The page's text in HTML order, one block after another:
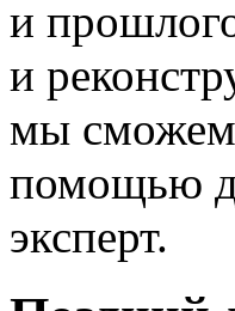
и
и
мы сможем
помощью
эксперт.